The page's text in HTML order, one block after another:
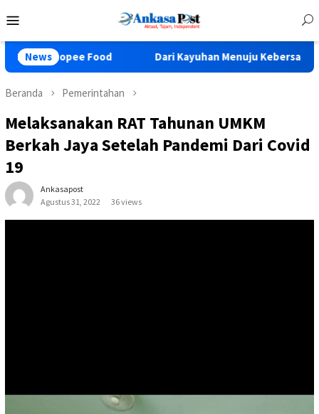
ke
Mobile
News
Food Dari Kayuhan Menuju Kebersamaan, Polres
Beranda Pemerintahan
Melaksanakan RAT Tahunan UMKM
Berkah Jaya Setelah Pandemi Dari Covid
19
Ankasapost
Agustus 31, 2022
36 views